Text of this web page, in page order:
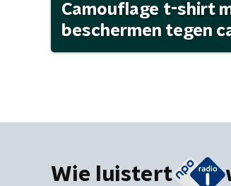
Camouflage t-shirt
beschermen tegen
Wie luistert